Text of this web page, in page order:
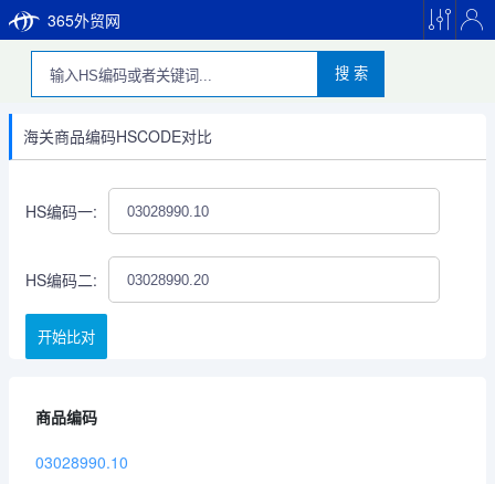
365外贸网
搜 索
海关商品编码HSCODE对比
HS编码一:
HS编码二:
开始比对
商品编码
03028990.10